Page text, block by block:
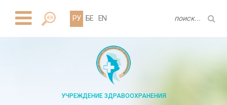
РУ БЕ EN
УЧРЕЖДЕНИЕ ЗДРАВООХРАНЕНИЯ